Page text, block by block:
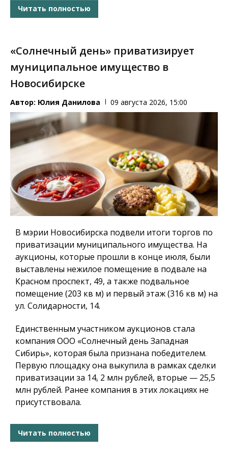
Читать полностью
«Солнечный день» приватизирует
муниципальное имущество в
Новосибирске
Автор: Юлия Данилова 09 августа 2026, 15:00
В мэрии Новосибирска подвели итоги торгов по
приватизации муниципального имущества. На
аукционы, которые прошли в конце июля, были
выставлены нежилое помещение в подвале на
Красном проспект, 49, а также подвальное
помещение (203 кв м) и первый этаж (316 кв м) на
ул. Солидарности, 14.
Единственным участником аукционов стала
компания ООО «Солнечный день Западная
Сибирь», которая была признана победителем.
Первую площадку она выкупила в рамках сделки
приватизации за 14, 2 млн рублей, вторые — 25,5
млн рублей. Ранее компания в этих локациях не
присутствовала.
Читать полностью